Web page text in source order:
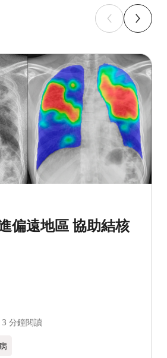
偏遠地區 協助結核
3 分鐘閱讀